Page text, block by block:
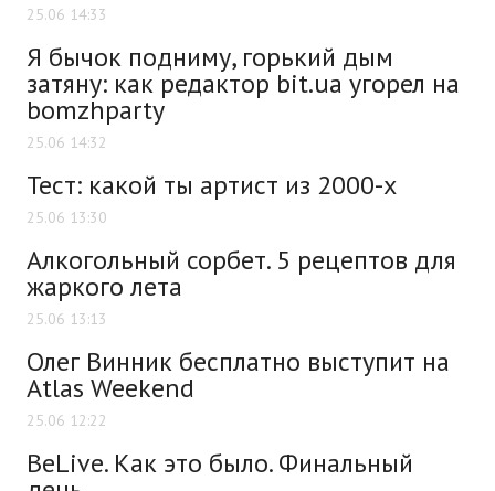
25.06 14:33
Я бычок подниму, горький дым
затяну: как редактор bit.ua угорел на
bomzhparty
25.06 14:32
Тест: какой ты артист из 2000-х
25.06 13:30
Алкогольный сорбет. 5 рецептов для
жаркого лета
25.06 13:13
Олег Винник бесплатно выступит на
Atlas Weekend
25.06 12:22
BeLive. Как это было. Финальный